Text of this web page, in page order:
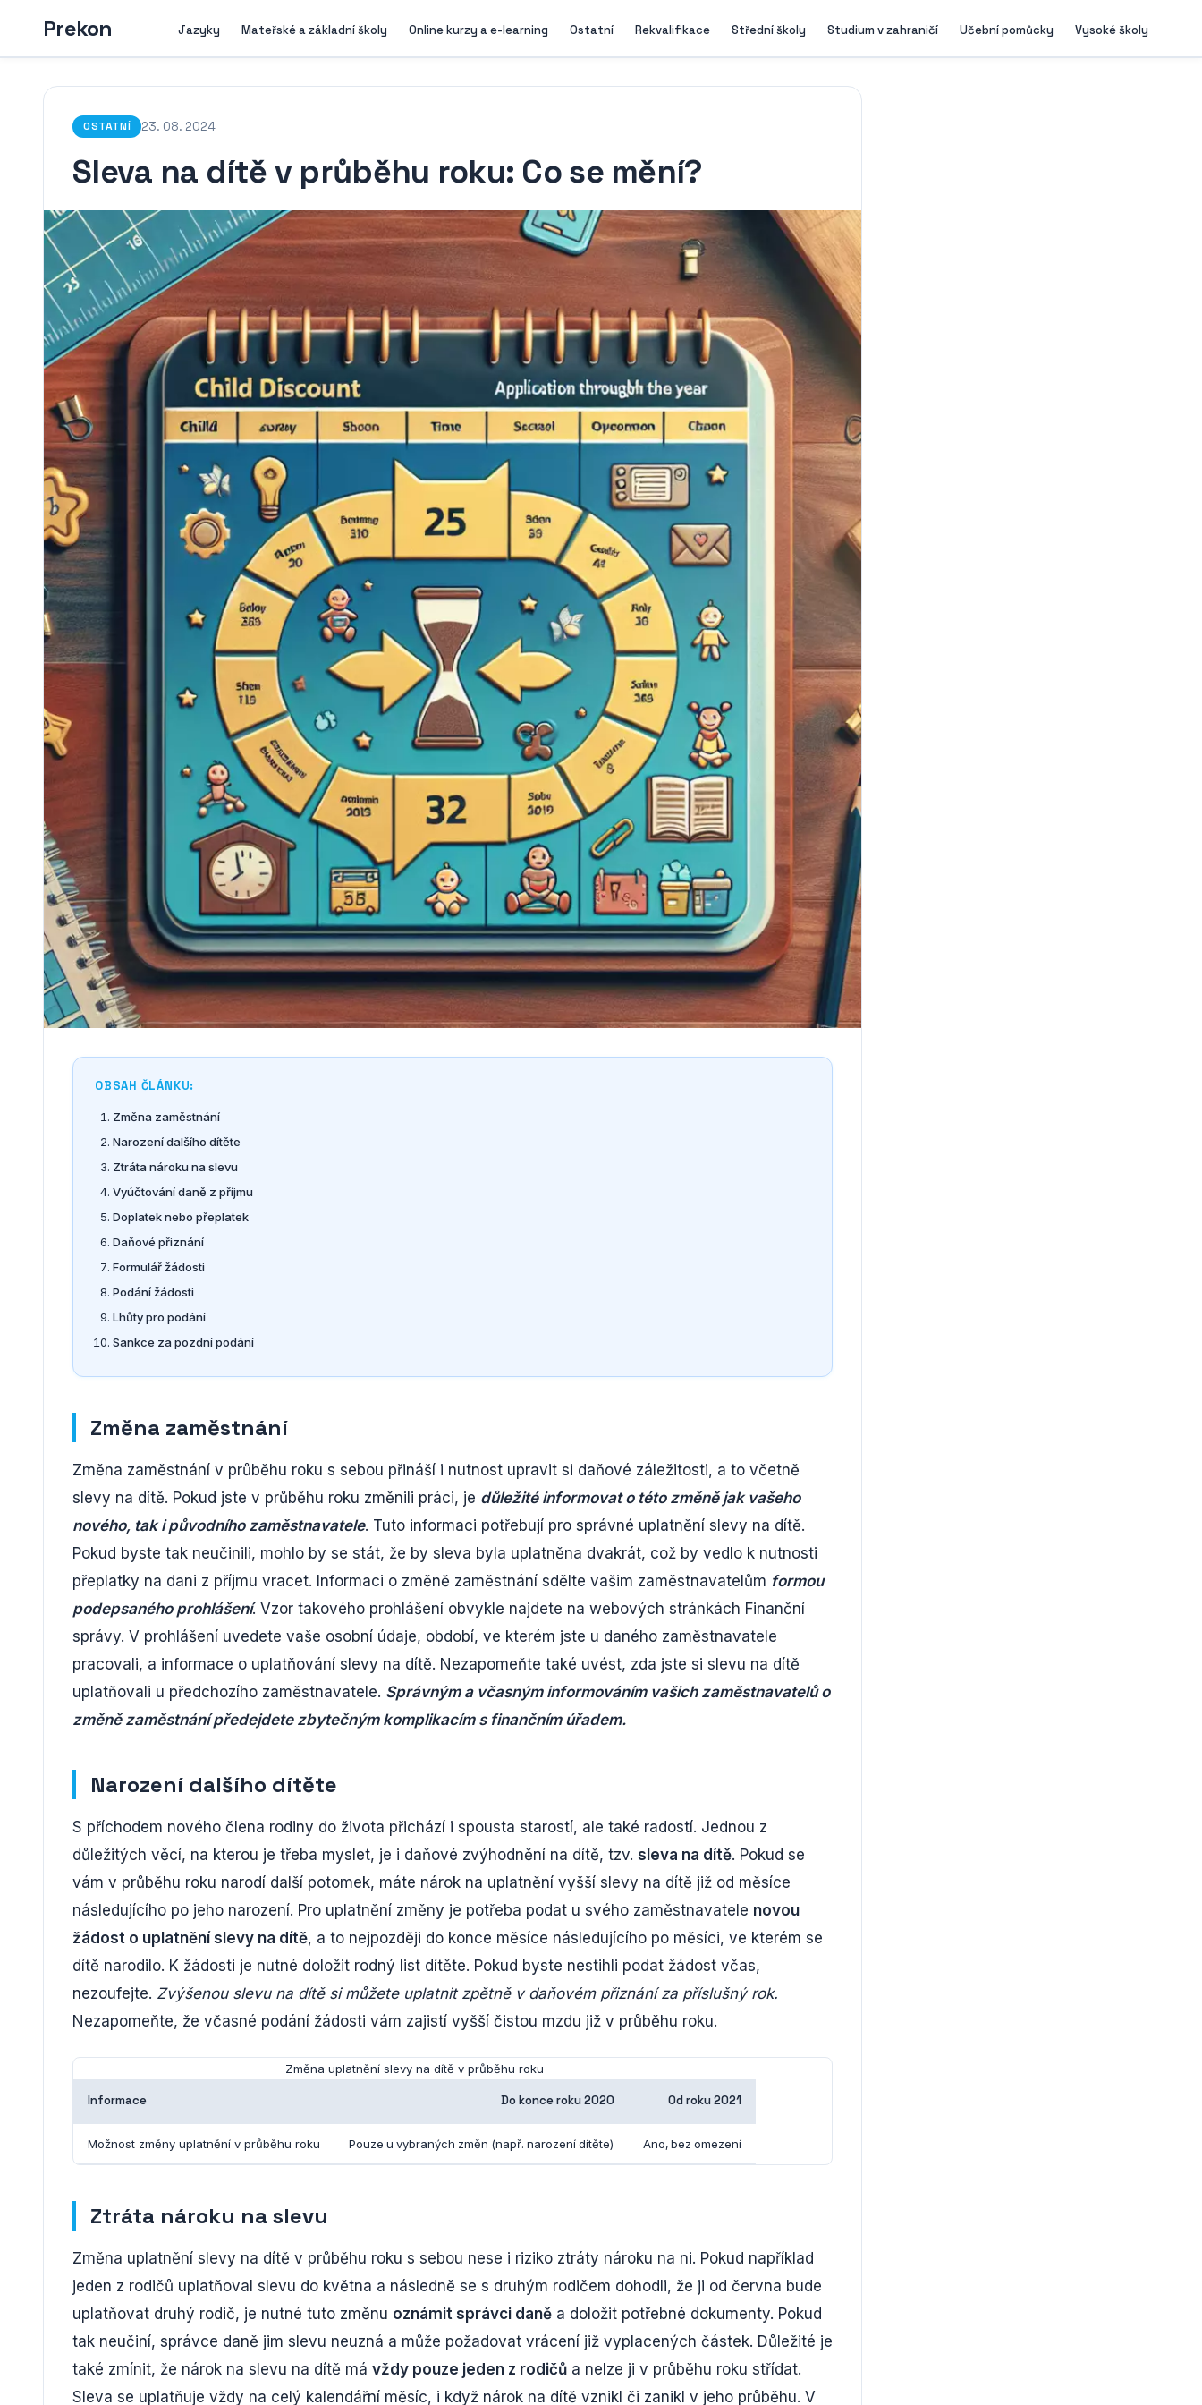
Prekon Jazyky Mateřské a základní školy Online kurzy a e-learning Ostatní Rekvalifikace Střední školy Studium v zahraničí Učební pomůcky Vysoké školy
OSTATNÍ 23. 08. 2024
Sleva na dítě v průběhu roku: Co se mění?
OBSAH ČLÁNKU:
Změna zaměstnání
Narození dalšího dítěte
Ztráta nároku na slevu
Vyúčtování daně z příjmu
Doplatek nebo přeplatek
Daňové přiznání
Formulář žádosti
Podání žádosti
Lhůty pro podání
Sankce za pozdní podání
Změna zaměstnání
Změna zaměstnání v průběhu roku s sebou přináší i nutnost upravit si daňové záležitosti, a to včetně
slevy na dítě. Pokud jste v průběhu roku změnili práci, je důležité informovat o této změně jak vašeho
nového, tak i původního zaměstnavatele. Tuto informaci potřebují pro správné uplatnění slevy na dítě.
Pokud byste tak neučinili, mohlo by se stát, že by sleva byla uplatněna dvakrát, což by vedlo k nutnosti
přeplatky na dani z příjmu vracet. Informaci o změně zaměstnání sdělte vašim zaměstnavatelům formou
podepsaného prohlášení. Vzor takového prohlášení obvykle najdete na webových stránkách Finanční
správy. V prohlášení uvedete vaše osobní údaje, období, ve kterém jste u daného zaměstnavatele
pracovali, a informace o uplatňování slevy na dítě. Nezapomeňte také uvést, zda jste si slevu na dítě
uplatňovali u předchozího zaměstnavatele. Správným a včasným informováním vašich zaměstnavatelů o
změně zaměstnání předejdete zbytečným komplikacím s finančním úřadem.
Narození dalšího dítěte
S příchodem nového člena rodiny do života přichází i spousta starostí, ale také radostí. Jednou z
důležitých věcí, na kterou je třeba myslet, je i daňové zvýhodnění na dítě, tzv. sleva na dítě. Pokud se
vám v průběhu roku narodí další potomek, máte nárok na uplatnění vyšší slevy na dítě již od měsíce
následujícího po jeho narození. Pro uplatnění změny je potřeba podat u svého zaměstnavatele novou
žádost o uplatnění slevy na dítě, a to nejpozději do konce měsíce následujícího po měsíci, ve kterém se
dítě narodilo. K žádosti je nutné doložit rodný list dítěte. Pokud byste nestihli podat žádost včas,
nezoufejte. Zvýšenou slevu na dítě si můžete uplatnit zpětně v daňovém přiznání za příslušný rok.
Nezapomeňte, že včasné podání žádosti vám zajistí vyšší čistou mzdu již v průběhu roku.
Změna uplatnění slevy na dítě v průběhu roku
Informace Do konce roku 2020 Od roku 2021
Možnost změny uplatnění v průběhu roku Pouze u vybraných změn (např. narození dítěte) Ano, bez omezení
Ztráta nároku na slevu
Změna uplatnění slevy na dítě v průběhu roku s sebou nese i riziko ztráty nároku na ni. Pokud například
jeden z rodičů uplatňoval slevu do května a následně se s druhým rodičem dohodli, že ji od června bude
uplatňovat druhý rodič, je nutné tuto změnu oznámit správci daně a doložit potřebné dokumenty. Pokud
tak neučiní, správce daně jim slevu neuzná a může požadovat vrácení již vyplacených částek. Důležité je
také zmínit, že nárok na slevu na dítě má vždy pouze jeden z rodičů a nelze ji v průběhu roku střídat.
Sleva se uplatňuje vždy na celý kalendářní měsíc, i když nárok na dítě vznikl či zanikl v jeho průběhu. V